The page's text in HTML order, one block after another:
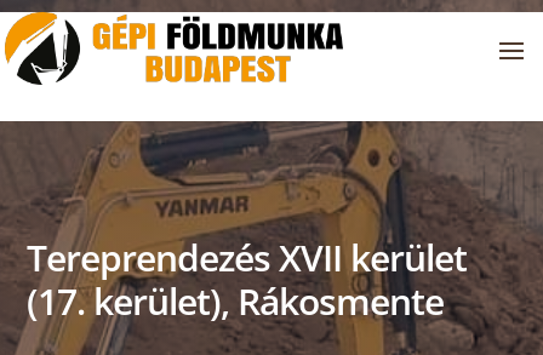
Tereprendezés XVII kerület
(17. kerület), Rákosmente